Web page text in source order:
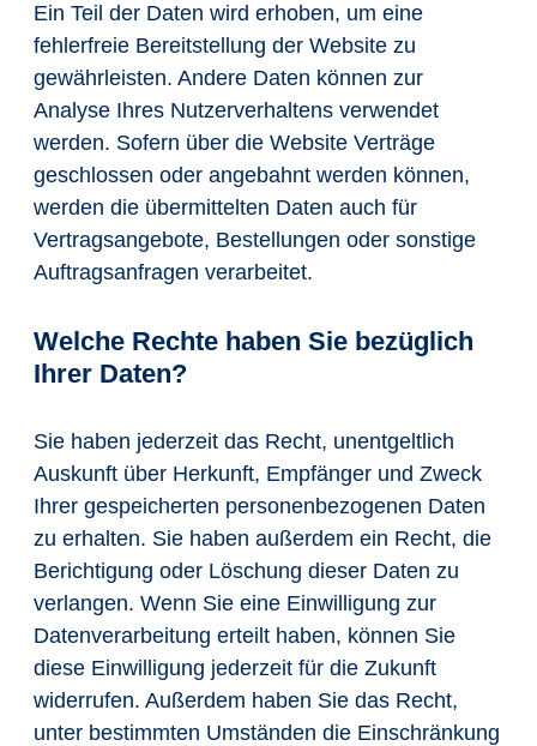
Ein Teil der Daten wird erhoben, um eine
fehlerfreie Bereitstellung der Website zu
gewährleisten. Andere Daten können zur
Analyse Ihres Nutzerverhaltens verwendet
werden. Sofern über die Website Verträge
geschlossen oder angebahnt werden können,
werden die übermittelten Daten auch für
Vertragsangebote, Bestellungen oder sonstige
Auftragsanfragen verarbeitet.
Welche Rechte haben Sie bezüglich
Ihrer Daten?
Sie haben jederzeit das Recht, unentgeltlich
Auskunft über Herkunft, Empfänger und Zweck
Ihrer gespeicherten personenbezogenen Daten
zu erhalten. Sie haben außerdem ein Recht, die
Berichtigung oder Löschung dieser Daten zu
verlangen. Wenn Sie eine Einwilligung zur
Datenverarbeitung erteilt haben, können Sie
diese Einwilligung jederzeit für die Zukunft
widerrufen. Außerdem haben Sie das Recht,
unter bestimmten Umständen die Einschränkung